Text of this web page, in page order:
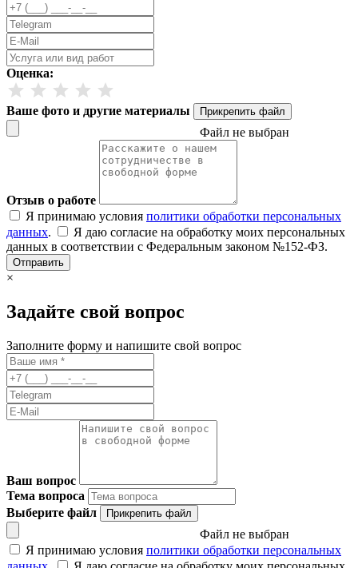
Оценка:
Ваше фото и другие материалы Прикрепить файл
Файл не выбран
Отзыв о работе
Я принимаю условия политики обработки персональных
данных.
Я даю согласие на обработку моих персональных
данных в соответствии с Федеральным законом №152-ФЗ.
Отправить
×
Задайте свой вопрос
Заполните форму и напишите свой вопрос
Ваш вопрос
Тема вопроса
Выберите файл
Прикрепить файл
Файл не выбран
Я принимаю условия политики обработки персональных